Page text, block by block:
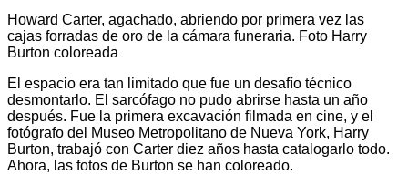
Howard Carter, agachado, abriendo por primera vez las
cajas forradas de oro de la cámara funeraria. Foto Harry
Burton coloreada
El espacio era tan limitado que fue un desafío técnico
desmontarlo. El sarcófago no pudo abrirse hasta un año
después. Fue la primera excavación filmada en cine, y el
fotógrafo del Museo Metropolitano de Nueva York, Harry
Burton, trabajó con Carter diez años hasta catalogarlo todo.
Ahora, las fotos de Burton se han coloreado.